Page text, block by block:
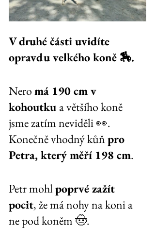
V druhé části uvidíte
opravdu velkého koně 🏇.
Nero má 190 cm v
kohoutku a většího koně
jsme zatím neviděli 👀.
Konečně vhodný kůň pro
Petra, který měří 198 cm.
Petr mohl poprvé zažít
pocit, že má nohy na koni a
ne pod koněm 🤠.